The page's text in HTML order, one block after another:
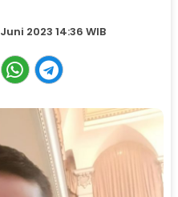
2023 14:36 WIB